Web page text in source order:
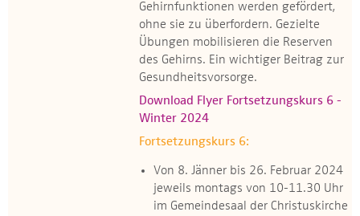
Gehirnfunktionen werden gefördert,
ohne sie zu überfordern. Gezielte
Übungen mobilisieren die Reserven
des Gehirns. Ein wichtiger Beitrag zur
Gesundheitsvorsorge.
Download Flyer Fortsetzungskurs 6 -
Winter 2024
Fortsetzungskurs 6:
Von 8. Jänner bis 26. Februar 2024
jeweils montags von 10-11.30 Uhr
im Gemeindesaal der Christuskirche